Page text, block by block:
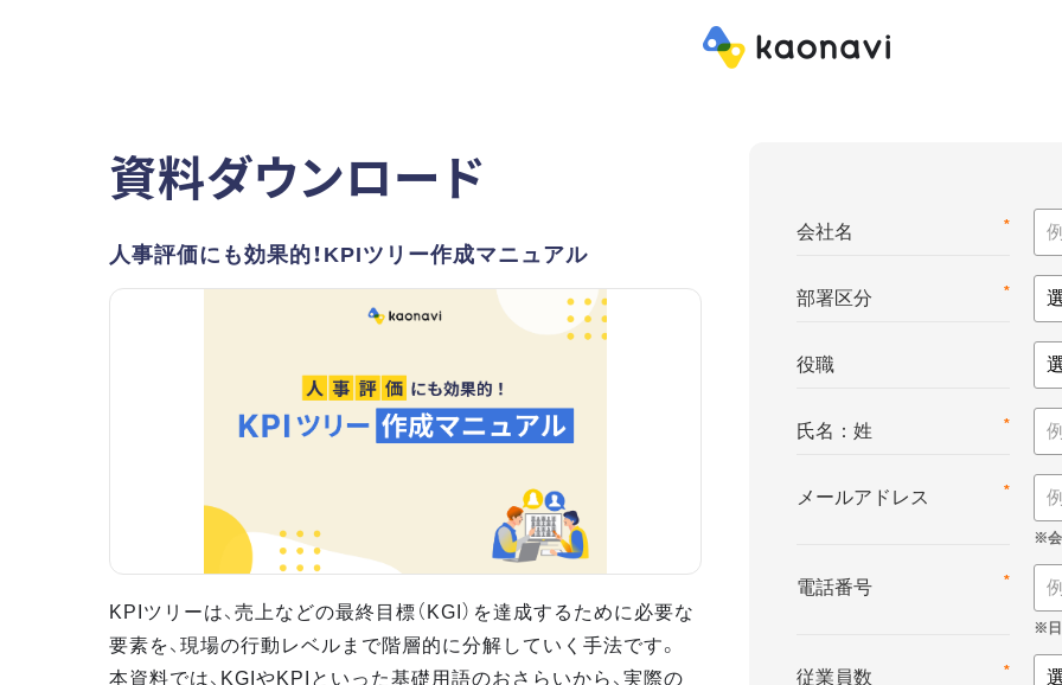
資料ダウンロード
人事評価にも効果的！KPIツリー作成マニュアル
KPIツリーは、売上などの最終目標（KGI）を達成するために必要な
要素を、現場の行動レベルまで階層的に分解していく手法です。
本資料では、KGIやKPIといった基礎用語のおさらいから、実際の
*
会社名
*
部署区分
役職
*
氏名：姓
*
メールアドレス
*
電話番号
*
従業員数